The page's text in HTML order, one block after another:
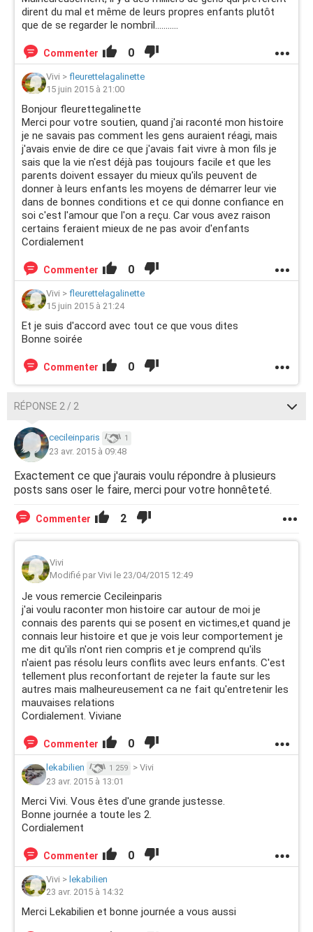
dirent du mal et même de leurs propres enfants plutôt
que de se regarder le nombril...........
Commenter 0
Vivi > fleurettelagalinette
15 juin 2015 à 21:00
Bonjour fleurettegalinette
Merci pour votre soutien, quand j'ai raconté mon histoire
je ne savais pas comment les gens auraient réagi, mais
j'avais envie de dire ce que j'avais fait vivre à mon fils je
sais que la vie n'est déjà pas toujours facile et que les
parents doivent essayer du mieux qu'ils peuvent de
donner à leurs enfants les moyens de démarrer leur vie
dans de bonnes conditions et ce qui donne confiance en
soi c'est l'amour que l'on a reçu. Car vous avez raison
certains feraient mieux de ne pas avoir d'enfants
Cordialement
Commenter 0
Vivi > fleurettelagalinette
15 juin 2015 à 21:24
Et je suis d'accord avec tout ce que vous dites
Bonne soirée
Commenter 0
RÉPONSE 2 / 2
cecileinparis 1
23 avr. 2015 à 09:48
Exactement ce que j'aurais voulu répondre à plusieurs
posts sans oser le faire, merci pour votre honnêteté.
Commenter 2
Vivi
Modifié par Vivi le 23/04/2015 12:49
Je vous remercie Cecileinparis
j'ai voulu raconter mon histoire car autour de moi je
connais des parents qui se posent en victimes,et quand je
connais leur histoire et que je vois leur comportement je
me dit qu'ils n'ont rien compris et je comprend qu'ils
n'aient pas résolu leurs conflits avec leurs enfants. C'est
tellement plus reconfortant de rejeter la faute sur les
autres mais malheureusement ca ne fait qu'entretenir les
mauvaises relations
Cordialement. Viviane
Commenter 0
lekabilien 1 259 > Vivi
23 avr. 2015 à 13:01
Merci Vivi. Vous êtes d'une grande justesse.
Bonne journée a toute les 2.
Cordialement
Commenter 0
Vivi > lekabilien
23 avr. 2015 à 14:32
Merci Lekabilien et bonne journée a vous aussi